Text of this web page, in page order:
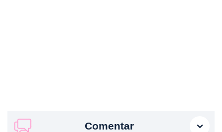
Comentar